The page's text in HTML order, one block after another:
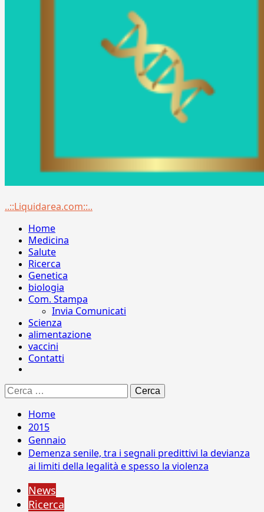
Menu
..::Liquidarea.com::..
Home
Medicina
Salute
Ricerca
Genetica
biologia
Com. Stampa
Invia Comunicati
Scienza
alimentazione
vaccini
Contatti
Ricerca
per:
Home
2015
Gennaio
Demenza senile, tra i segnali predittivi la devianza
ai limiti della legalità e spesso la violenza
News
Ricerca